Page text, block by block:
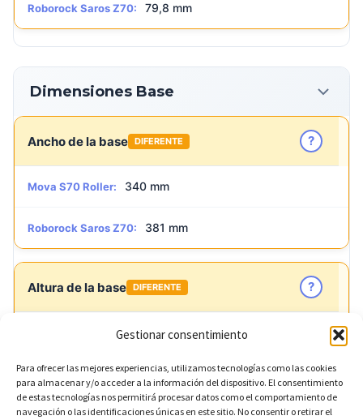
Gestionar consentimiento
Para ofrecer las mejores experiencias, utilizamos tecnologías como las cookies
para almacenar y/o acceder a la información del dispositivo. El consentimiento
de estas tecnologías nos permitirá procesar datos como el comportamiento de
navegación o las identificaciones únicas en este sitio. No consentir o retirar el
Roborock Saros Z70: 79,8 mm
Dimensiones Base
Ancho de la base DIFERENTE ?
Mova S70 Roller: 340 mm
Roborock Saros Z70: 381 mm
Altura de la base DIFERENTE ?
Mova S70 Roller: 503 mm
Roborock Saros Z70: 488 mm